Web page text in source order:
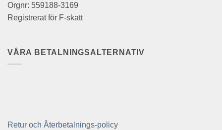
Orgnr: 559188-3169
Registrerat för F-skatt
VÅRA BETALNINGSALTERNATIV
Retur och Återbetalnings-policy